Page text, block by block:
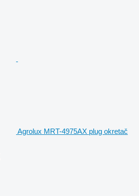
Agrolux MRT-4975AX plug okretač